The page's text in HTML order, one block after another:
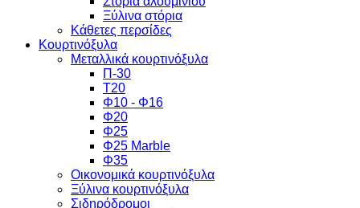
Ξύλινα στόρια
Κάθετες περσίδες
Κουρτινόξυλα
Μεταλλικά κουρτινόξυλα
Π-30
Τ20
Φ10 - Φ16
Φ20
Φ25
Φ25 Marble
Φ35
Οικονομικά κουρτινόξυλα
Ξύλινα κουρτινόξυλα
Σιδηρόδρομοι